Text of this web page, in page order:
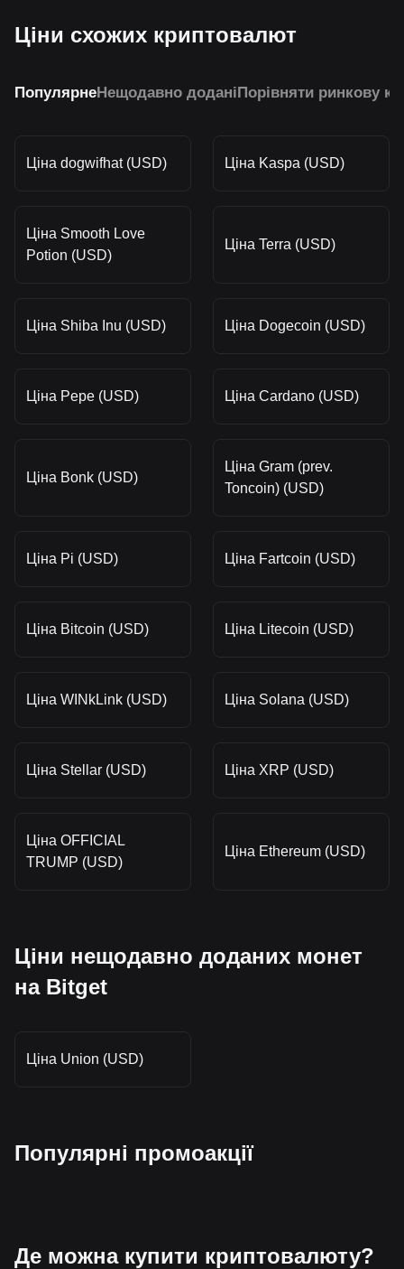
Ціни схожих криптовалют
ПопулярнеНещодавно доданіПорівняти ринкову
Ціна dogwifhat (USD) Ціна Kaspa (USD)
Ціна Smooth Love
Potion (USD)
Ціна Terra (USD)
Ціна Shiba Inu (USD) Ціна Dogecoin (USD)
Ціна Pepe (USD) Ціна Cardano (USD)
Ціна Bonk (USD)
Ціна Gram (prev.
Toncoin) (USD)
Ціна Pi (USD) Ціна Fartcoin (USD)
Ціна Bitcoin (USD) Ціна Litecoin (USD)
Ціна WINkLink (USD) Ціна Solana (USD)
Ціна Stellar (USD) Ціна XRP (USD)
Ціна OFFICIAL
TRUMP (USD)
Ціна Ethereum (USD)
Ціни нещодавно доданих монет
на Bitget
Ціна Union (USD)
Популярні промоакції
Де можна купити криптовалюту?